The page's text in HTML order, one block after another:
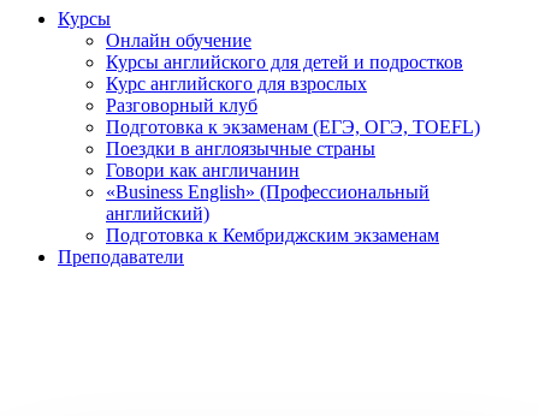
Курсы
Онлайн обучение
Курсы английского для детей и подростков
Курс английского для взрослых
Разговорный клуб
Подготовка к экзаменам (ЕГЭ, ОГЭ, TOEFL)
Поездки в англоязычные страны
Говори как англичанин
«Business English» (Профессиональный
английский)
Подготовка к Кембриджским экзаменам
Преподаватели